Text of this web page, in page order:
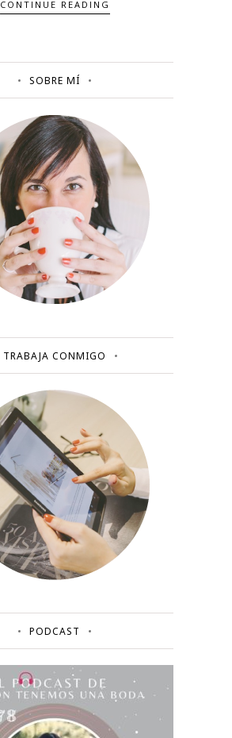
CONTINUE READING
SOBRE MÍ
TRABAJA CONMIGO
PODCAST